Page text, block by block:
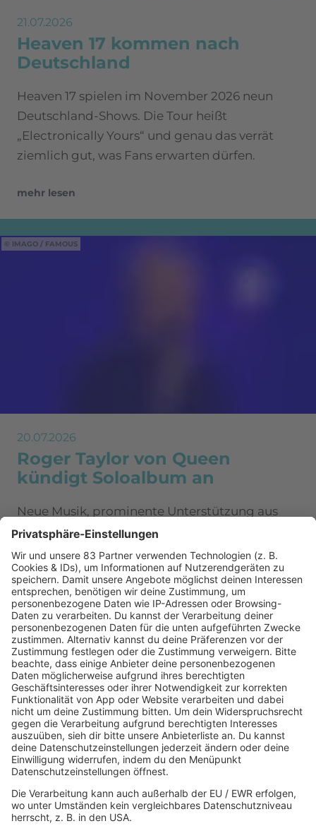
21.07.2026
Heaven 17 kommen nach
Deutschland
Heaven 17 spielen im November 2026 neun
Deutschland-Shows. Die Tour heißt
„Electronically Yours“ und genau das verrät
ziemlich gut, was Fans erwarten dürfen.
mehr lesen
IMAGO / FAMOUS
20.07.2026
Roger Taylor von Queen
kündigt Soloalbum an
Neue Musik, prominente Unterstützung aus
Südafrika und Hoffnung auf weitere Queen-
Konzerte: Der Queen-Drummer blickt nach
vorn. Außerdem verrät er, warum sein neues
Album ein Spiegel unserer Zeit ist.
mehr lesen
Pro-Event Entertainment GmbH / Markus Krampe